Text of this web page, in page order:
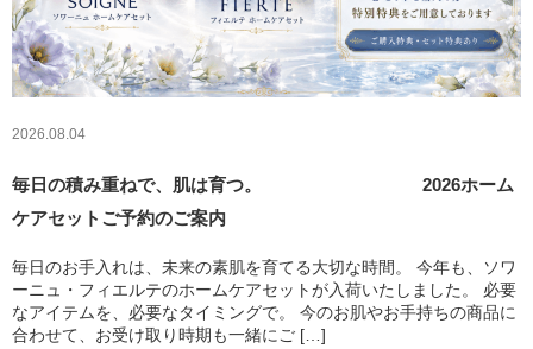
2026.08.04
毎日の積み重ねで、肌は育つ。 2026ホーム
ケアセットご予約のご案内
毎日のお手入れは、未来の素肌を育てる大切な時間。 今年も、ソワ
ーニュ・フィエルテのホームケアセットが入荷いたしました。 必要
なアイテムを、必要なタイミングで。 今のお肌やお手持ちの商品に
合わせて、お受け取り時期も一緒にご […]